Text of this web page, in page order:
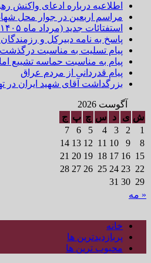
اطلاعیه درباره ادعای واکنش
مراسم اربعین در جوار محل
استفتائات جدید (مرداد ماه ۱۴۰۵)
پاسخ به نامه دبیرکل و
پیام تسلیت به مناسبت
پیام به مناسبت حماسه تشییع
پیام قدردانی از مردم عراق
بزرگداشت آقای شهید ایران در
آگوست 2026
ش ی د س چ پ ج
1
2
3
4
5
6
7
8
9
10
11
12
13
14
15
16
17
18
19
20
21
22
23
24
25
26
27
28
29
30
31
« مه
خانه
پربازدیدترین ها
محبوب ترین ها